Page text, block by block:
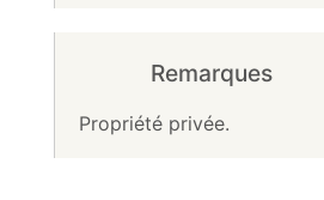
Remarques
Propriété privée.